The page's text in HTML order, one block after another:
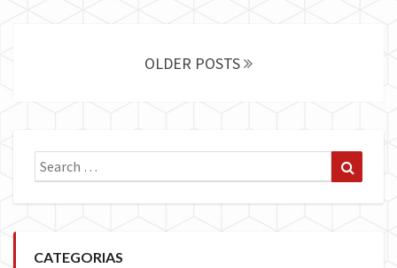
OLDER POSTS
Search
for:
CATEGORIAS